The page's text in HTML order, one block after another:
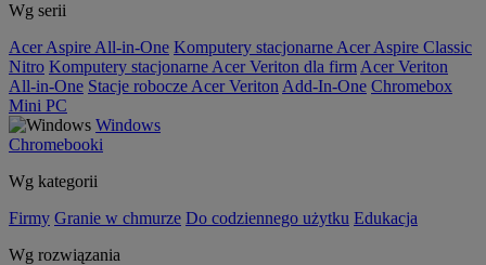
Wg serii
Acer Aspire All-in-One Komputery stacjonarne Acer Aspire Classic
Nitro Komputery stacjonarne Acer Veriton dla firm Acer Veriton
All-in-One Stacje robocze Acer Veriton Add-In-One Chromebox
Mini PC
Windows
Chromebooki
Wg kategorii
Firmy Granie w chmurze Do codziennego użytku Edukacja
Wg rozwiązania